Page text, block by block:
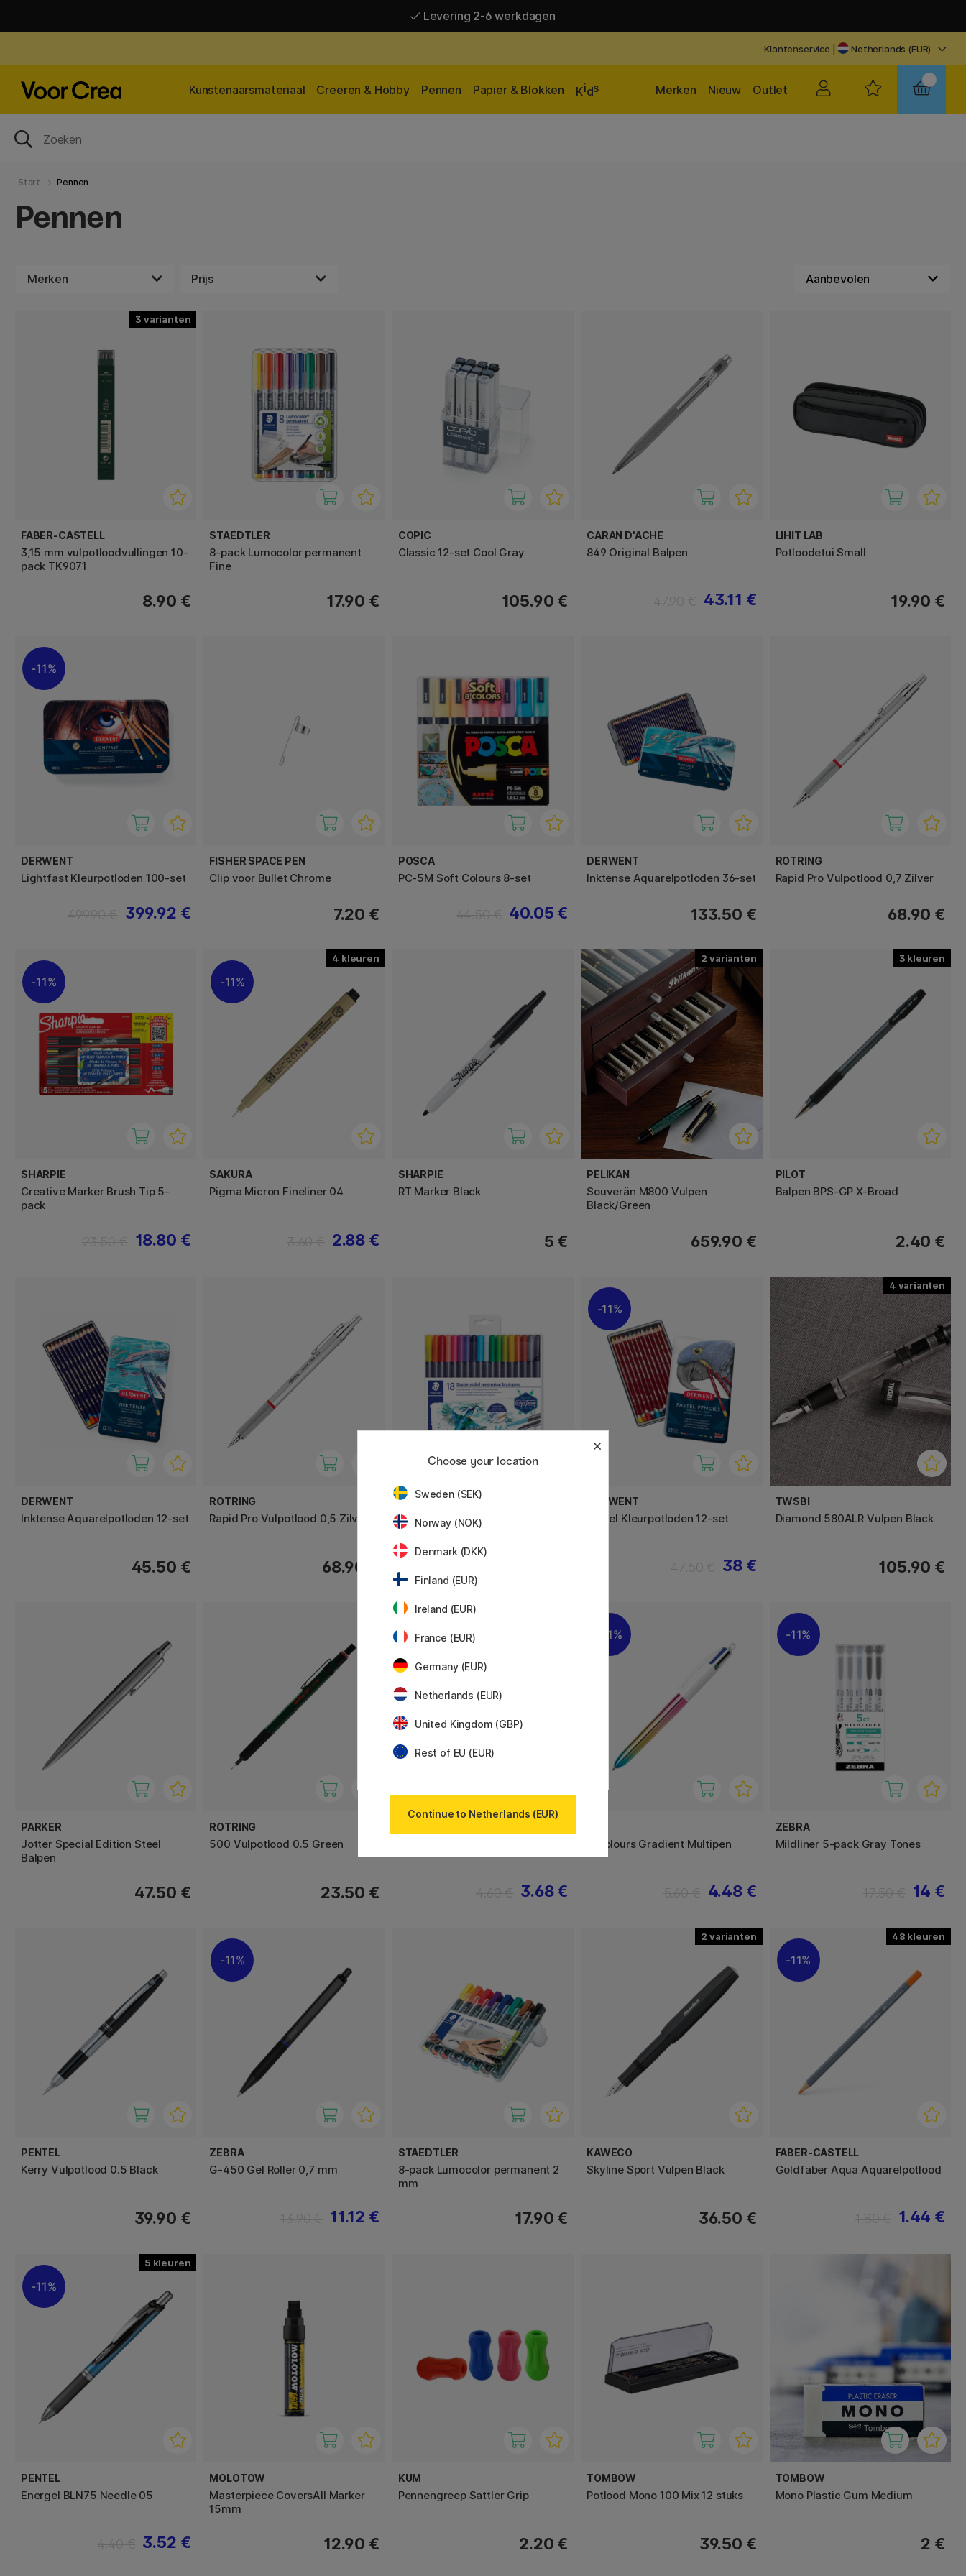
Levering 2-6 werkdagen
Klantenservice | Netherlands (EUR)
Kunstenaarsmateriaal Creëren & Hobby Pennen Papier & Blokken Kids Outlet
Nieuw
Merken
Start Pennen
Pennen
Merken Prijs
3
FABER-CASTELL
3,15 mm vulpotloodvullingen 10-
pack TK9071
8.90 €
STAEDTLER
8-pack Lumocolor permanent
Fine
17.90 €
COPIC
Classic 12-set Cool Gray
105.90 €
CARAN D'ACHE
849 Original Balpen
43.11 €
LIHIT LAB
Potloodetui Small
19.90 €
11%
DERWENT
Lightfast Kleurpotloden 100-set
399.92 €
FISHER SPACE PEN
Clip voor Bullet Chrome
7.20 €
POSCA
PC-5M Soft Colours 8-set
40.05 €
DERWENT
Inktense Aquarelpotloden 36-set
133.50 €
ROTRING
Rapid Pro Vulpotlood 0,7 Zilver
68.90 €
11%
SHARPIE
Creative Marker Brush Tip 5-
pack
18.80 €
4
11%
SAKURA
Pigma Micron Fineliner 04
2.88 €
SHARPIE
RT Marker Black
5 €
2
PELIKAN
Souverän M800 Vulpen
Black/Green
659.90 €
3
PILOT
Balpen BPS-GP X-Broad
2.40 €
DERWENT
Inktense Aquarelpotloden 12-set
45.50 €
ROTRING
Rapid Pro Vulpotlood 0,5 Zilver
68.90 €
STAEDTLER
Penseelpen Aquarel met
dubbele punt 18-set
11%
DERWENT
Pastel Kleurpotloden 12-set
38 €
4
TWSBI
Diamond 580ALR Vulpen Black
105.90 €
PARKER
Jotter Special Edition Steel
Balpen
47.50 €
ROTRING
500 Vulpotlood 0.5 Green
23.50 €
11%
3.68 €
11%
4 Colours Gradient Multipen
4.48 €
11%
ZEBRA
Mildliner 5-pack Gray Tones
14 €
PENTEL
Kerry Vulpotlood 0.5 Black
39.90 €
11%
ZEBRA
G-450 Gel Roller 0,7 mm
11.12 €
STAEDTLER
8-pack Lumocolor permanent 2
mm
17.90 €
2
KAWECO
Skyline Sport Vulpen Black
36.50 €
48
11%
FABER-CASTELL
Goldfaber Aqua Aquarelpotlood
1.44 €
5
11%
PENTEL
Energel BLN75 Needle 05
3.52 €
MOLOTOW
Masterpiece CoversAll Marker
15mm
12.90 €
KUM
Pennengreep Sattler Grip
2.20 €
TOMBOW
Potlood Mono 100 Mix 12 stuks
39.50 €
TOMBOW
Mono Plastic Gum Medium
2 €
Choose your location
Sweden (SEK)
Norway (NOK)
Denmark (DKK)
Finland (EUR)
Ireland (EUR)
France (EUR)
Germany (EUR)
Netherlands (EUR)
United Kingdom (GBP)
Rest of EU (EUR)
Continue to Netherlands (EUR)